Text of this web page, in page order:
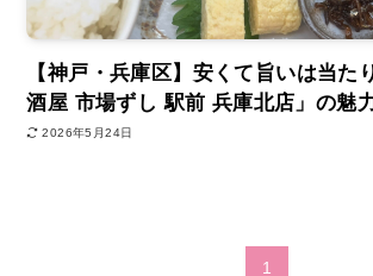
【神戸・兵庫区】安くて旨いは当た
酒屋 市場ずし 駅前 兵庫北店」の魅
2026年5月24日
1